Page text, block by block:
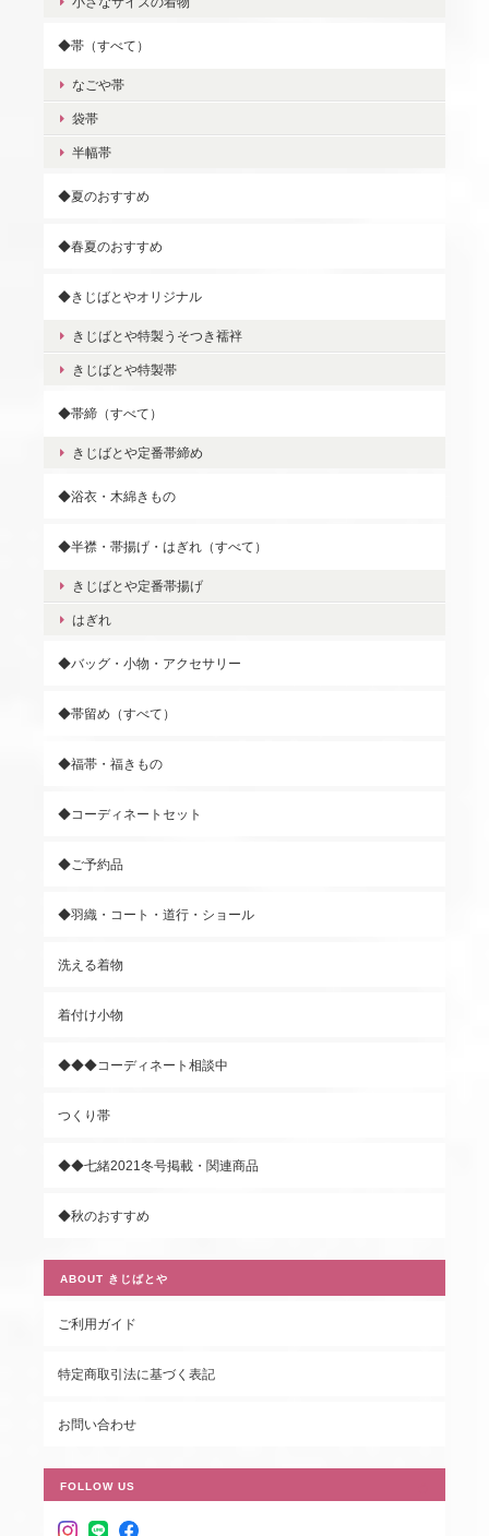
◆帯（すべて）
なごや帯
袋帯
半幅帯
◆夏のおすすめ
◆春夏のおすすめ
◆きじばとやオリジナル
きじばとや特製うそつき襦袢
きじばとや特製帯
◆帯締（すべて）
きじばとや定番帯締め
◆浴衣・木綿きもの
◆半襟・帯揚げ・はぎれ（すべて）
きじばとや定番帯揚げ
はぎれ
◆バッグ・小物・アクセサリー
◆帯留め（すべて）
◆福帯・福きもの
◆コーディネートセット
◆ご予約品
◆羽織・コート・道行・ショール
洗える着物
着付け小物
◆◆◆コーディネート相談中
つくり帯
◆◆七緒2021冬号掲載・関連商品
◆秋のおすすめ
ABOUT きじばとや
ご利用ガイド
特定商取引法に基づく表記
お問い合わせ
FOLLOW US